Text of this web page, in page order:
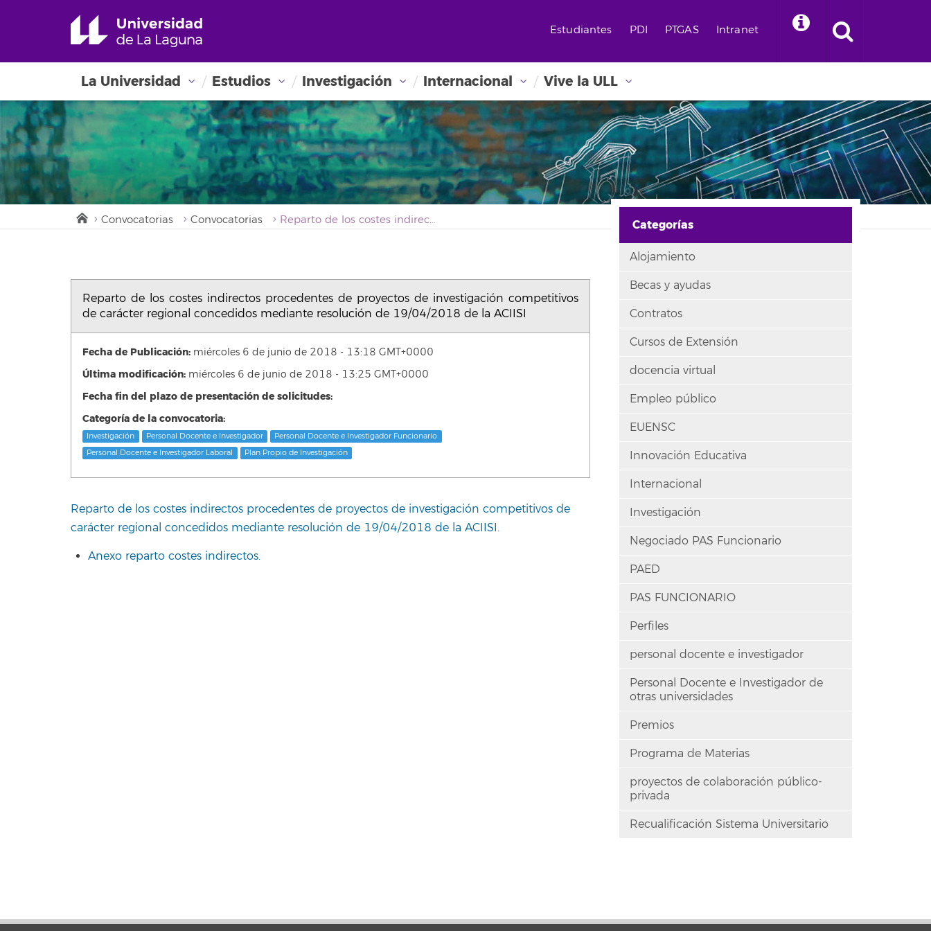
Estudiantes PDI PTGAS Intranet
La Universidad Estudios Investigación Internacional Vive la ULL
Convocatorias Convocatorias Reparto de los costes indirectos procedentes de proyectos de investigación competitivos de carácter regional concedidos mediante resolución de 19/04/2018 de la ACIISI
Reparto de los costes indirectos procedentes de proyectos de investigación competitivos
de carácter regional concedidos mediante resolución de 19/04/2018 de la ACIISI
Fecha de Publicación: miércoles 6 de junio de 2018 - 13:18 GMT+0000
Última modificación: miércoles 6 de junio de 2018 - 13:25 GMT+0000
Fecha fin del plazo de presentación de solicitudes:
Categoría de la convocatoria:
Investigación Personal Docente e Investigador
Personal Docente e Investigador Funcionario
Personal Docente e Investigador Laboral
Plan Propio de Investigación
Reparto de los costes indirectos procedentes de proyectos de investigación competitivos de
carácter regional concedidos mediante resolución de 19/04/2018 de la ACIISI.
Anexo reparto costes indirectos.
Categorías
Alojamiento
Becas y ayudas
Contratos
Cursos de Extensión
docencia virtual
Empleo público
EUENSC
Innovación Educativa
Internacional
Investigación
Negociado PAS Funcionario
PAED
PAS FUNCIONARIO
Perfiles
personal docente e investigador
Personal Docente e Investigador de
otras universidades
Premios
Programa de Materias
proyectos de colaboración público-
privada
Recualificación Sistema Universitario